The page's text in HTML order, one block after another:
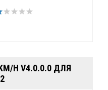
H V4.0.0.0 ДЛЯ